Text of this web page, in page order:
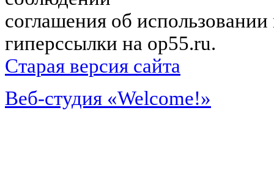
соглашения об
гиперссылки на op55.ru.
Старая версия сайта
Веб-студия «Welcome!»